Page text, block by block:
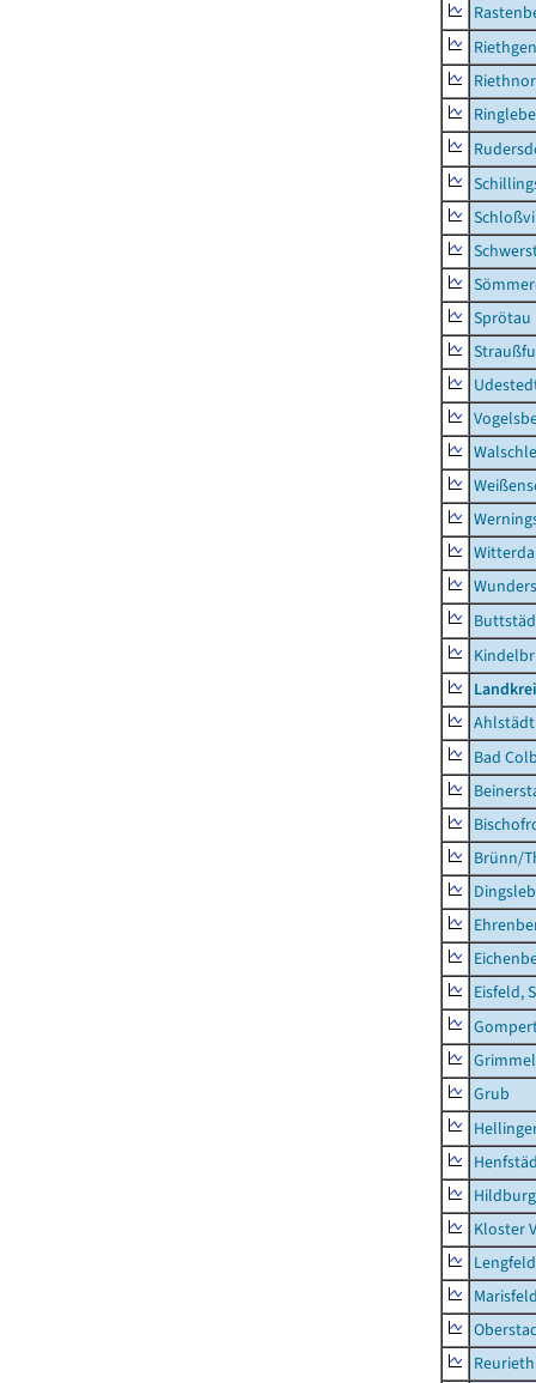
Riethgen
Sprötau
Witterda
Ahlstädt
Bad
Brünn/
Eisfeld,
Grub
Kloster
Lengfeld
Reurieth